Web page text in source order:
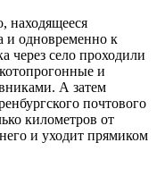
находящееся
и одновременно к
через село проходили
и
А затем
почтового
километров от
и уходит прямиком